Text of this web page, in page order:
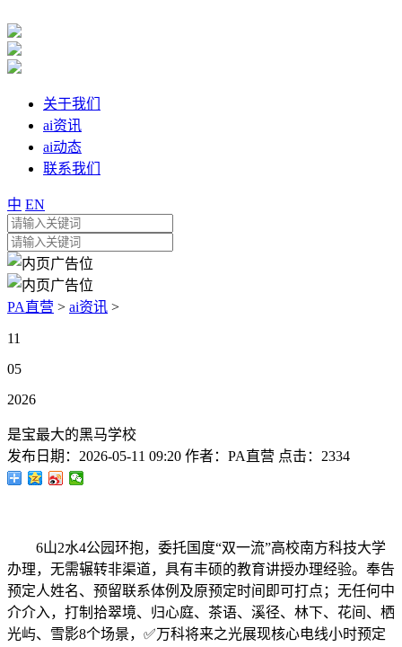
关于我们
ai资讯
ai动态
联系我们
中 EN
PA直营 > ai资讯 >
11
05
2026
是宝最大的黑马学校
发布日期： 2026-05-11 09:20 作者： PA直营 点击： 2334
6山2水4公园环抱，委托国度“双一流”高校南方科技大学
办理，无需辗转非渠道，具有丰硕的教育讲授办理经验。奉告
预定人姓名、预留联系体例及原预定时间即可打点；无任何中
介介入，打制拾翠境、归心庭、茶语、溪径、林下、花间、栖
光屿、雪影8个场景，✅万科将来之光展现核心电线小时预定